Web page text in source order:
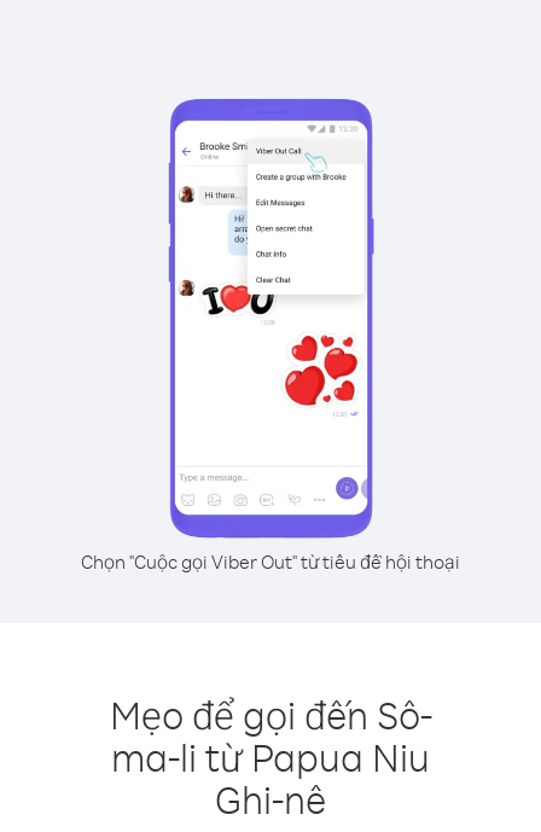
Chọn "Cuộc gọi Viber Out" từ tiêu đề hội thoại
Mẹo để gọi đến Sô-
ma-li từ Papua Niu
Ghi-nê